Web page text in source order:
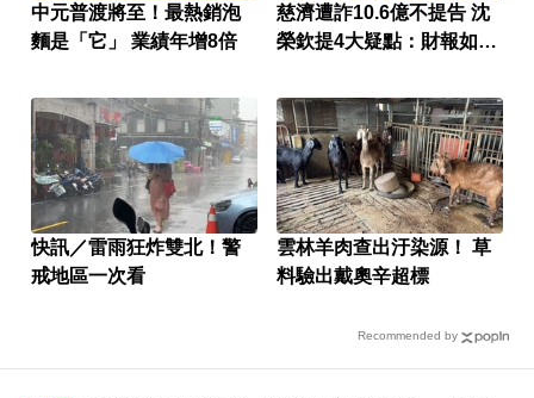
中元普渡將至！最熱銷泡
麵是「它」 業績年增8倍
慈濟遭詐10.6億不提告 沈
榮欽提4大疑點：財報如何
快訊／雷雨狂炸雙北！警
戒地區一次看
雲林羊肉查出汙染源！ 草
料驗出戴奧辛超標
Recommended by